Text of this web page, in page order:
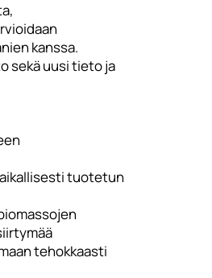
kanssa.
sekä uusi tieto ja
tuotetun
tehokkaasti